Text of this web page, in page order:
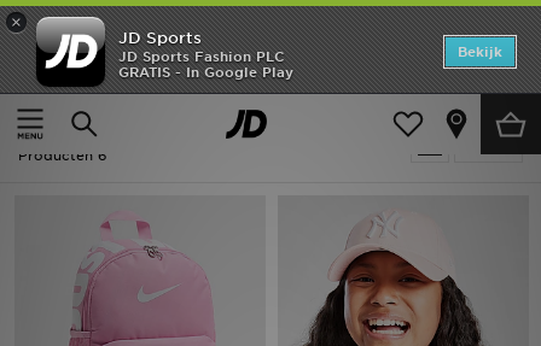
×
JD Sports
JD Sports Fashion PLC
GRATIS - In Google Play
Bekijk
Thuis
Kids Kinderaccessoires
Kids - Roze Kinderaccessoires
Producten 6
Home
Offers
New In